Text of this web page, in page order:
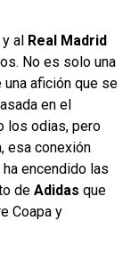
y al Real Madrid
No es solo una
afición que se
en el
los odias, pero
esa conexión
encendido las
de Adidas que
Coapa y